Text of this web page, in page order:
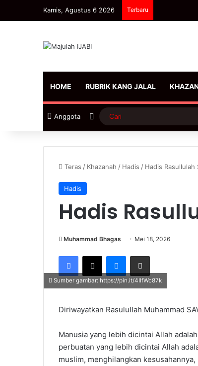
Kamis, Agustus 6 2026 Terbaru
HOME RUBRIK KANG JALAL
Anggota Sidebar
Teras / Khazanah / Hadis / Hadis Rasullulah
Hadis
Hadis
Muhammad Bhagas Mei 18, 2026
Facebook
X Messenger
Share via Email
Sumber gambar: https://pin.it/4IlfWc87k
Diriwayatkan Rasulullah Muhammad
Manusia yang lebih dicintai Allah
perbuatan yang lebih dicintai Allah
muslim, menghilangkan